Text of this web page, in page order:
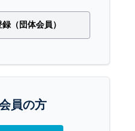
（団体会員）
員の方